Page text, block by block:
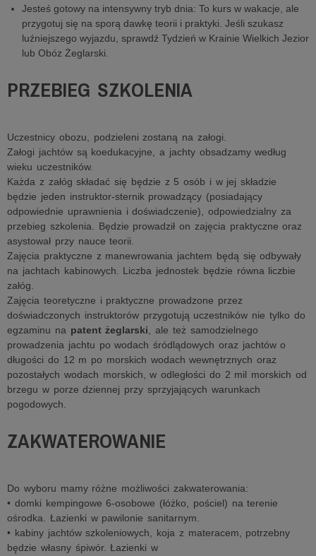
Jesteś gotowy na intensywny tryb dnia: To kurs w wakacje, ale
przygotuj się na sporą dawkę teorii i praktyki. Jeśli szukasz
luźniejszego wyjazdu, sprawdź Tydzień w Krainie Wielkich Jezior
lub Obóz Żeglarski.
PRZEBIEG SZKOLENIA
Uczestnicy obozu, podzieleni zostaną na załogi.
Załogi jachtów są koedukacyjne, a jachty obsadzamy według
wieku uczestników.
Każda z załóg składać się będzie z 5 osób i w jej składzie
będzie jeden instruktor-sternik prowadzący (posiadający
odpowiednie uprawnienia i doświadczenie), odpowiedzialny za
przebieg szkolenia. Będzie prowadził on zajęcia praktyczne oraz
asystował przy nauce teorii.
Zajęcia praktyczne z manewrowania jachtem będą się odbywały
na jachtach kabinowych. Liczba jednostek będzie równa liczbie
załóg.
Zajęcia teoretyczne i praktyczne prowadzone przez
doświadczonych instruktorów przygotują uczestników nie tylko do
egzaminu na patent żeglarski , ale też samodzielnego
prowadzenia jachtu po wodach śródlądowych oraz jachtów o
długości do 12 m po morskich wodach wewnętrznych oraz
pozostałych wodach morskich, w odległości do 2 mil morskich od
brzegu w porze dziennej przy sprzyjających warunkach
pogodowych.
ZAKWATEROWANIE
Do wyboru mamy różne możliwości zakwaterowania:
• domki kempingowe 6-osobowe (łóżko, pościel) na terenie
ośrodka. Łazienki w pawilonie sanitarnym.
• kabiny jachtów szkoleniowych, koja z materacem, potrzebny
będzie własny śpiwór. Łazienki w